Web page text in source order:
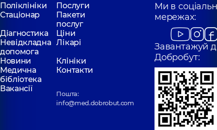
Поліклініки
Послуги
Стаціонар
Пакети
послуг
Діагностика
Ціни
Невідкладна
допомога
Лікарі
Новини
Клініки
Медична
бібліотека
Контакти
Вакансії
Пошта:
info@med.dobrobut.com
Ми в
мережах:
Завантажуй
Добробут: